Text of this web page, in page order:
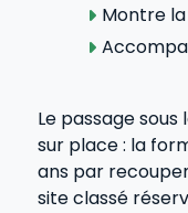
Montre
Le passage sous
sur place : la
ans par
site classé